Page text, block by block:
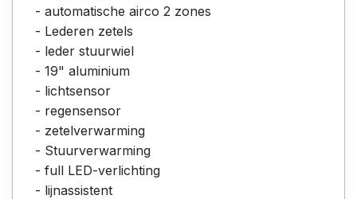
- automatische airco 2 zones
- Lederen zetels
- leder stuurwiel
- 19" aluminium
- lichtsensor
- regensensor
- zetelverwarming
- Stuurverwarming
- full LED-verlichting
- lijnassistent